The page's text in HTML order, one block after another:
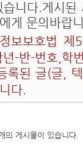
습니다.게시된
게 문의바랍
보보호법 제
년-반-번호,학
록된 글(글,
다.
의 게시물이 있습니다.